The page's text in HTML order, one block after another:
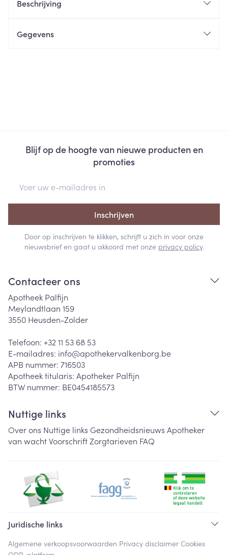
Beschrijving
Gegevens
Blijf op de hoogte van nieuwe producten en
promoties
Inschrijven
Door op inschrijven te klikken, schrijft u zich in voor onze
nieuwsbrief en gaat u akkoord met onze privacy policy.
Contacteer ons
Apotheek Palfijn
Meylandtlaan 159
3550 Heusden-Zolder
Telefoon: +32 11 53 68 53
E-mailadres: info@apothekervalkenborg.be
APB nummer: 716503
Apotheek titularis: Apotheker Palfijn
BTW nummer: BE0454185573
Nuttige links
Over ons Nuttige links Gezondheidsnieuws Apotheker
van wachtVoorschriftZorgtarieven FAQ
Juridische links
Algemene verkoopsvoorwaarden Privacy disclaimer Cookies